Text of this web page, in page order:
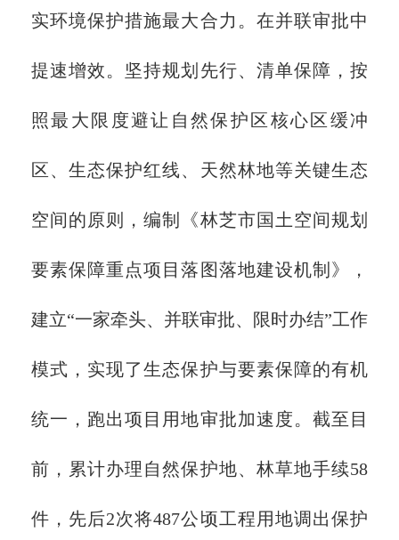
实环境保护措施最大合力。在并联审批中
提速增效。坚持规划先行、清单保障，按
照最大限度避让自然保护区核心区缓冲
区、生态保护红线、天然林地等关键生态
空间的原则，编制《林芝市国土空间规划
要素保障重点项目落图落地建设机制》，
建立“一家牵头、并联审批、限时办结”工作
模式，实现了生态保护与要素保障的有机
统一，跑出项目用地审批加速度。截至目
前，累计办理自然保护地、林草地手续58
件，先后2次将487公顷工程用地调出保护